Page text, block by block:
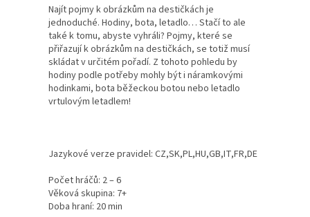
Najít pojmy k obrázkům na destičkách je
jednoduché. Hodiny, bota, letadlo… Stačí to ale
také k tomu, abyste vyhráli? Pojmy, které se
přiřazují k obrázkům na destičkách, se totiž musí
skládat v určitém pořadí. Z tohoto pohledu by
hodiny podle potřeby mohly být i náramkovými
hodinkami, bota běžeckou botou nebo letadlo
vrtulovým letadlem!
Jazykové verze pravidel: CZ,SK,PL,HU,GB,IT,FR,DE
Počet hráčů: 2 – 6
Věková skupina: 7+
Doba hraní: 20 min